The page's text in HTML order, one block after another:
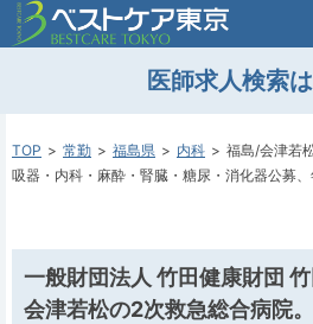
医師がはじめた
医師のための
転職支援
転職支援のお問い
医師求人検索
TOP 常勤 福島県 内科
福島/会津若
吸器・内科・麻酔・腎臓・糖尿・消化器公募
一般財団法人 竹田健康財団
会津若松の2次救急総合病院